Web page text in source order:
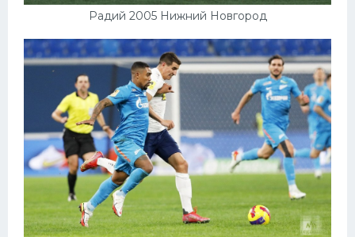
Радий 2005 Нижний Новгород